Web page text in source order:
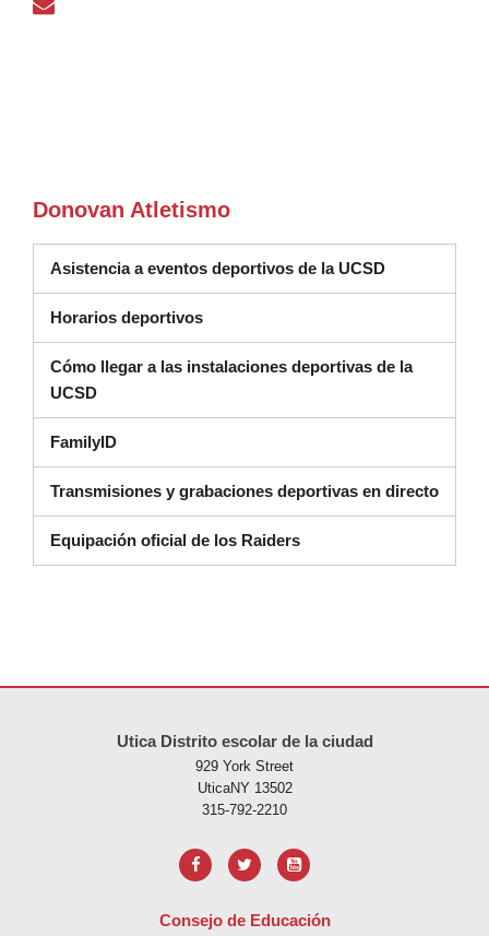
Donovan Atletismo
Asistencia a eventos deportivos de la UCSD
Horarios deportivos(se abre en una nueva ventana)
Cómo llegar a las instalaciones deportivas de la
UCSD
FamilyID
Transmisiones y grabaciones deportivas en directo
Equipación oficial de los Raiders
Utica Distrito escolar de la ciudad
929 York Street
UticaNY 13502
315-792-2210
Consejo de Educación